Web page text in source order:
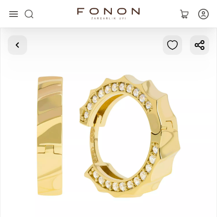
Главная
Кольца
Серьги
Браслеты
Кулоны